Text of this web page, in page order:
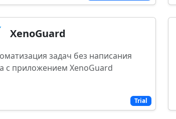
Trial
XenoGuard
задач без написания
с приложением XenoGuard